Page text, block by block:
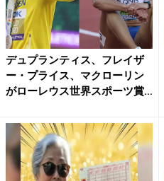
デュプランティス、フレイザ
ー・プライス、マクローリン
がローレウス世界スポーツ賞